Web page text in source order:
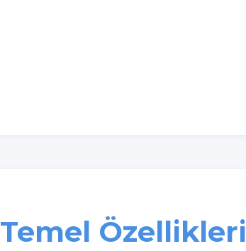
Temel Özellikleri